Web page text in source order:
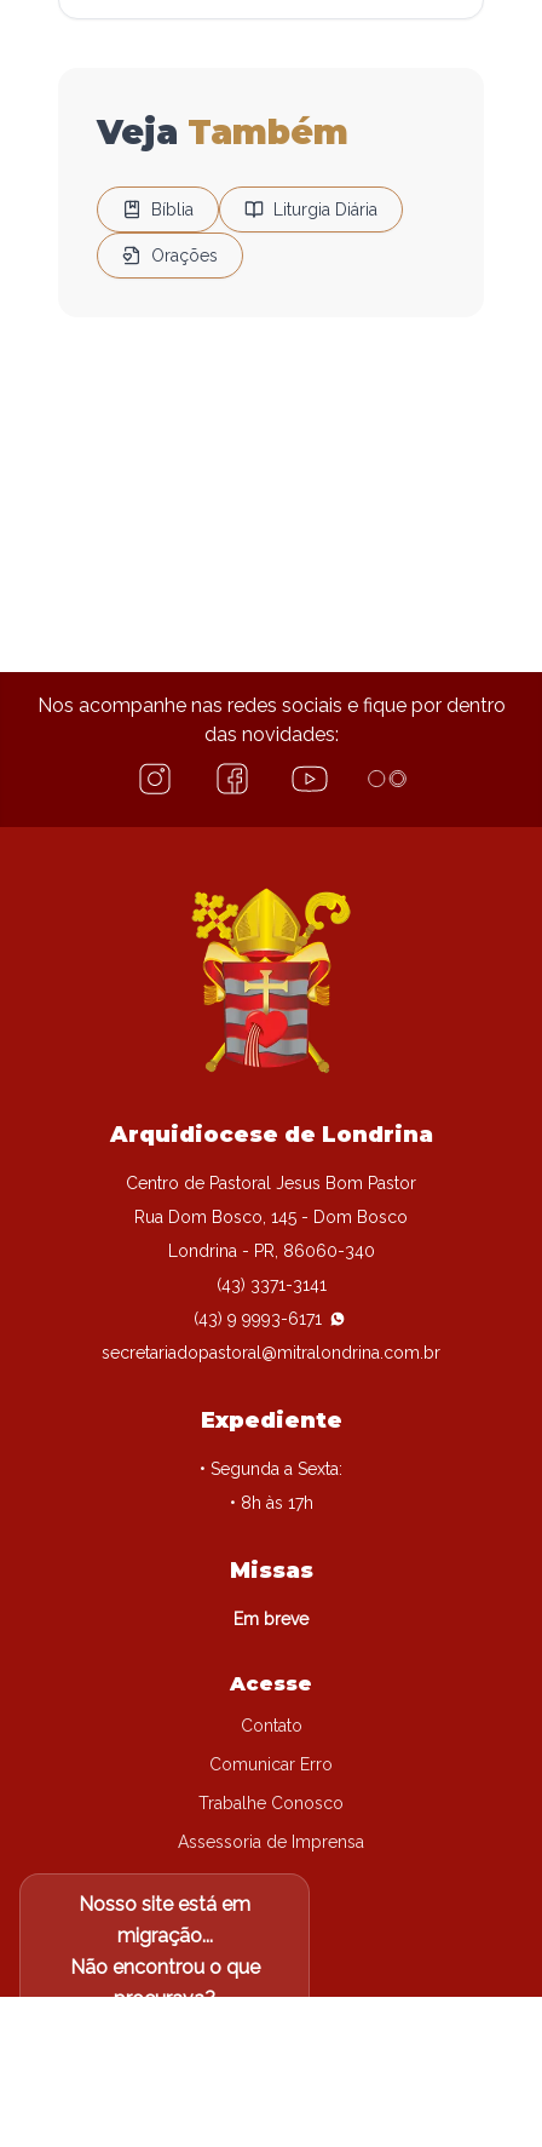
Veja Também
Bíblia Liturgia Diária
Orações
Nos acompanhe nas redes sociais e fique por dentro
das novidades:
Arquidiocese de Londrina
Centro de Pastoral Jesus Bom Pastor
Rua Dom Bosco, 145 - Dom Bosco
Londrina - PR, 86060-340
(43) 3371-3141
(43) 9 9993-6171
secretariadopastoral@mitralondrina.com.br
Expediente
• Segunda a Sexta:
• 8h às 17h
Missas
Em breve
Acesse
Contato
Comunicar Erro
Trabalhe Conosco
Assessoria de Imprensa
Nosso site está em
migração...
Não encontrou o que
procurava?